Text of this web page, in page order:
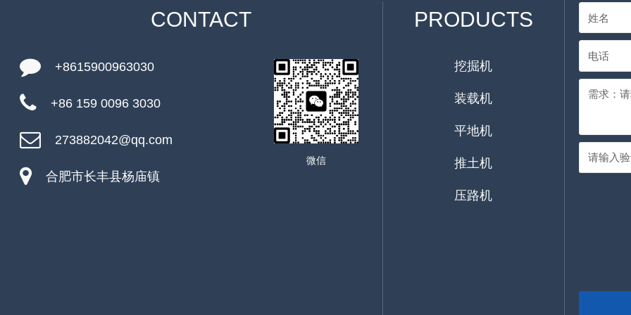
CONTACT
+8615900963030
+86 159 0096 3030
273882042@qq.com
合肥市长丰县杨庙镇
微信
PRODUCTS
挖掘机
装载机
平地机
推土机
压路机